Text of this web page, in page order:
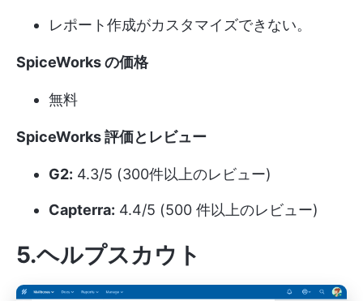
レポート作成がカスタマイズできない。
SpiceWorks の価格
無料
SpiceWorks 評価とレビュー
G2: 4.3/5 (300件以上のレビュー)
Capterra: 4.4/5 (500 件以上のレビュー)
5.ヘルプスカウト